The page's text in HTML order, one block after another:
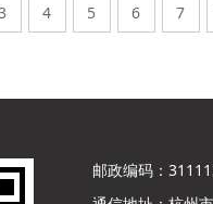
4 5 6 7
邮政编码：